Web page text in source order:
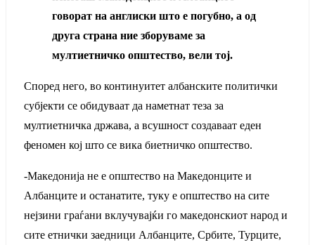
говорат на англиски што е погубно, а од
друга страна ние зборуваме за
мултиетничко општество, вели тој.
Според него, во континуитет албанските политички
субјекти се обидуваат да наметнат теза за
мултиетничка држава, а всушност создаваат еден
феномен кој што се вика биетничко општество.
-Македонија не е општество на Македонците и
Албанците и останатите, туку е општество на сите
нејзини граѓани вклучувајќи го македонскиот народ и
сите етнички заедници Албанците, Србите, Турците,